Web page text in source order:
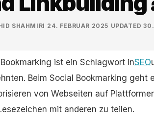
SHAHMIRI 24. FEBRUAR 2025 UPDATED
ist ein Schlagwort inSEO
Beim Social Bookmarking geht
von Webseiten auf
mit anderen zu teilen.